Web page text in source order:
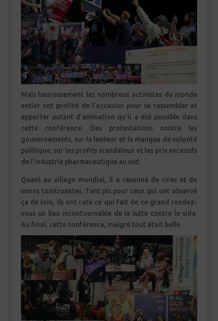
Mais heureusement les nombreux activistes du monde
entier ont profité de l’occasion pour se rassembler et
apporter autant d’animation qu’il a été possible dans
cette conférence. Des protestations contre les
gouvernements, sur la lenteur et le manque de volonté
politique, sur les profits scandaleux et les prix excessifs
de l’industrie pharmaceutique au sud.
Quant au village mondial, il a résonné de rires et de
sonos tonitruantes. Tant pis pour ceux qui ont observé
ça de loin, ils ont raté ce qui fait de ce grand rendez-
vous un lieu incontournable de la lutte contre le sida.
Au final, cette conférence, malgré tout était belle.